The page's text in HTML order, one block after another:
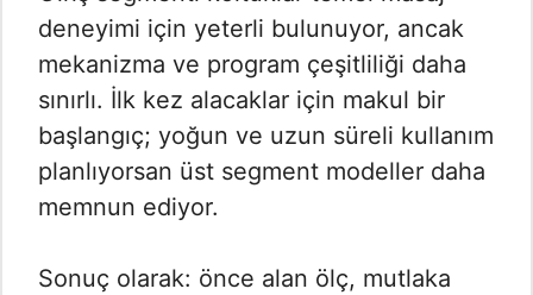
deneyimi için yeterli bulunuyor, ancak
mekanizma ve program çeşitliliği daha
sınırlı. İlk kez alacaklar için makul bir
başlangıç; yoğun ve uzun süreli kullanım
planlıyorsan üst segment modeller daha
memnun ediyor.
Sonuç olarak: önce alan ölç, mutlaka